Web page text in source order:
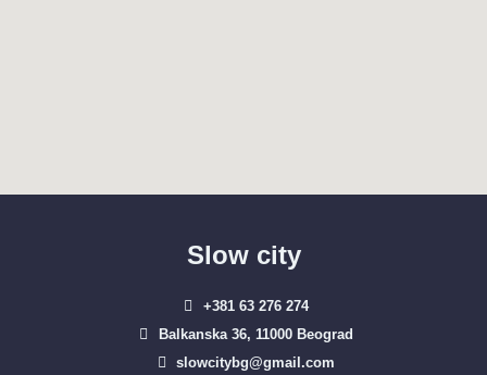
Slow city
+381 63 276 274​
Balkanska 36, 11000 Beograd​
slowcitybg@gmail.com